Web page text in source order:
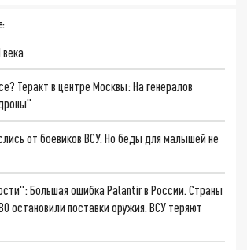
Теракт в центре Москвы: На генералов
от боевиков ВСУ. Но беды для малышей не
Большая ошибка Palantir в России. Страны
остановили поставки оружия. ВСУ теряют